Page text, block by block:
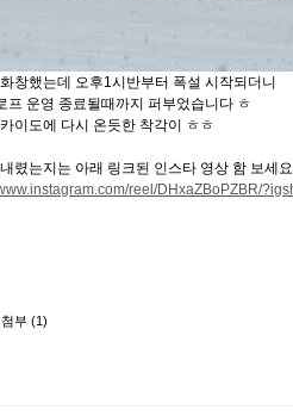
창했는데 오후1시반부터 폭설 시작되더니
프 운영 종료될때까지 퍼부었습니다 ㅎ
이도에 다시 온듯한 착각이 ㅎㅎ
렸는지는 아래 링크된 인스타 영상 함 보세
reel/DHxaZBoPZBR/
첨부 (1)